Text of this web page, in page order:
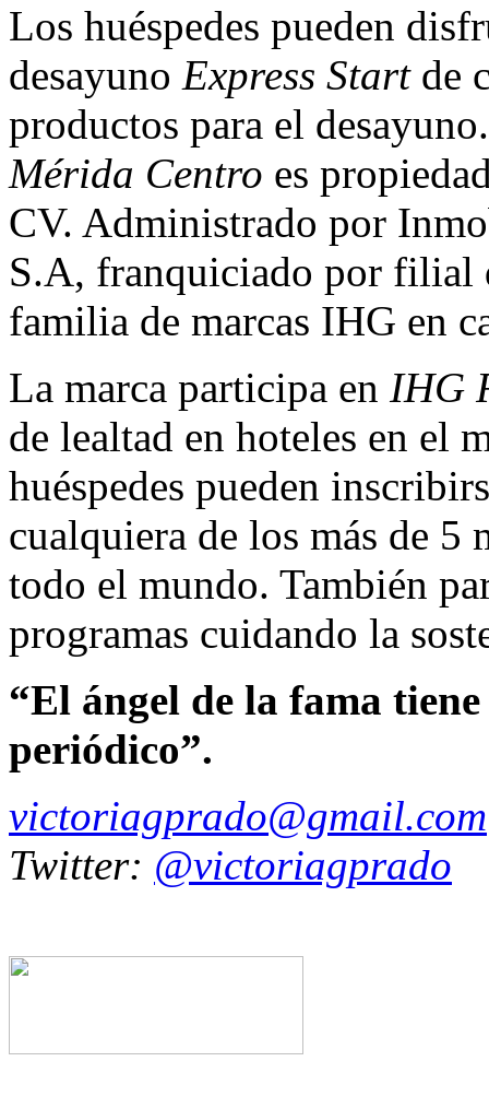
Los huéspedes pueden
desayuno Express Startde
productos para el
Mérida Centro es
CV. Administrado por
S.A, franquiciado por filial
familia de marcas IHG en
La marca participa en IHG
de lealtad en hoteles en el
huéspedes pueden
cualquiera de los más de 5
todo el mundo. También
programas cuidando la
“El ángel de la fama
periódico”.
victoriagprado@gmail.com
Twitter: @victoriagprado